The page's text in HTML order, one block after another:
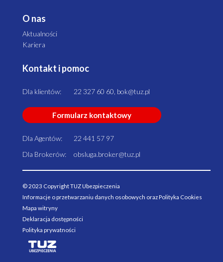
O nas
Aktualności
Kariera
Kontakt i pomoc
Dla klientów: 22 327 60 60, bok@tuz.pl
Formularz kontaktowy
Dla Agentów:
22 441 57 97
Dla Brokerów:
obsluga.broker@tuz.pl
© 2023 Copyright TUZ Ubezpieczenia
Informacje o przetwarzaniu danych osobowych oraz Polityka Cookies
Mapa witryny
Deklaracja dostępności
Polityka prywatności